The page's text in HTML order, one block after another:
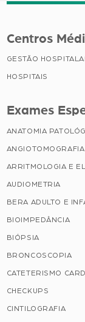
Centros
GESTÃO
HOSPITAIS
Exames
ANATOMIA
ANGIOTOMOGRAFIA
ARRITMOLOGIA E
AUDIOMETRIA
BERA ADULTO E
BIOIMPEDÂNCIA
BIÓPSIA
BRONCOSCOPIA
CATETERISMO
CHECKUPS
CINTILOGRAFIA